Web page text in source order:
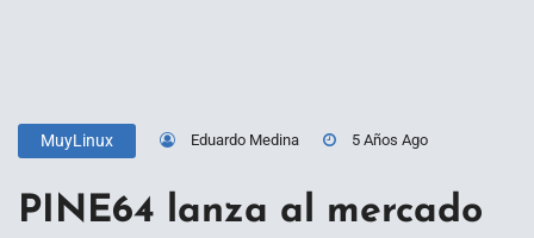
MuyLinux Eduardo Medina 5 Años Ago
PINE64 lanza al mercado